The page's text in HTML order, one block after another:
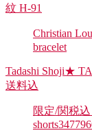
紋 H-91
Christian
bracelet
Tadashi Shoji★
送料込
限定/関税込